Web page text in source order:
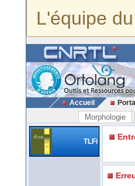
L'équipe
Accueil
Morphologie
TLFi